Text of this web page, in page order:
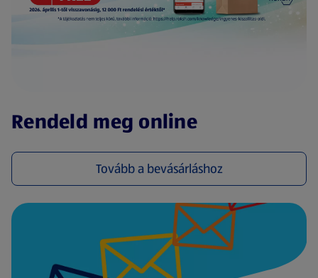
Rendeld meg online
Tovább a bevásárláshoz
(új oldalon nyílik meg)